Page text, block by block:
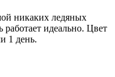
никаких ледяных
работает идеально. Цвет
1 день.